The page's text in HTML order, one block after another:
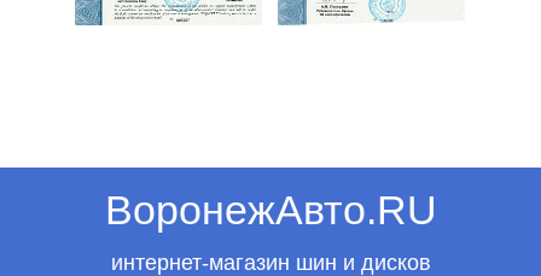
ВоронежАвто.RU
интернет-магазин шин и дисков